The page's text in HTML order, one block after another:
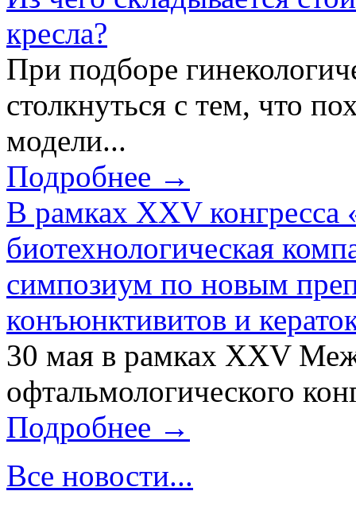
кресла?
При подборе
столкнуться с тем, что
модели...
Подробнее →
В рамках XXV конгресса
биотехнологическая
симпозиум по новым
конъюнктивитов и
30 мая в рамках XXV
офтальмологического
Подробнее →
Все новости...